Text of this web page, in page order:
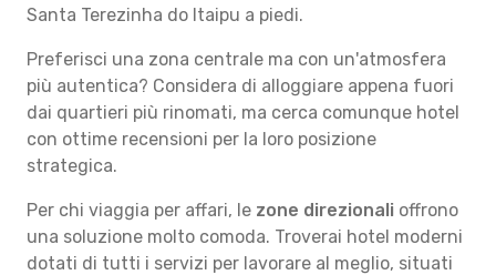
Santa Terezinha do Itaipu a piedi.
Preferisci una zona centrale ma con un'atmosfera
più autentica? Considera di alloggiare appena fuori
dai quartieri più rinomati, ma cerca comunque hotel
con ottime recensioni per la loro posizione
strategica.
Per chi viaggia per affari, le zone direzionali offrono
una soluzione molto comoda. Troverai hotel moderni
dotati di tutti i servizi per lavorare al meglio, situati